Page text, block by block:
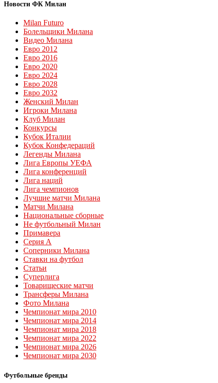
Новости ФК Милан
Milan Futuro
Болельщики Милана
Видео Милана
Евро 2012
Евро 2016
Евро 2020
Евро 2024
Евро 2028
Евро 2032
Женский Милан
Игроки Милана
Клуб Милан
Конкурсы
Кубок Италии
Кубок Конфедераций
Легенды Милана
Лига Европы УЕФА
Лига конференций
Лига наций
Лига чемпионов
Лучшие матчи Милана
Матчи Милана
Национальные сборные
Не футбольный Милан
Примавера
Серия А
Соперники Милана
Ставки на футбол
Статьи
Суперлига
Товарищеские матчи
Трансферы Милана
Фото Милана
Чемпионат мира 2010
Чемпионат мира 2014
Чемпионат мира 2018
Чемпионат мира 2022
Чемпионат мира 2026
Чемпионат мира 2030
Футбольные бренды